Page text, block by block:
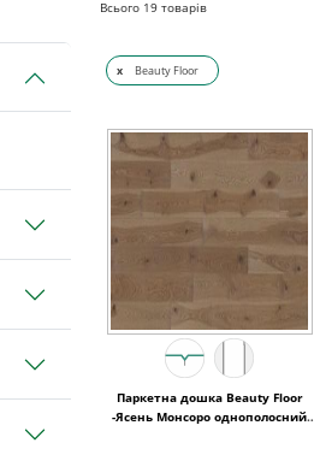
Всього 19 товарів
x Beauty Floor
Паркетна дошка Beauty Floor
-Ясень Монсоро однополосний